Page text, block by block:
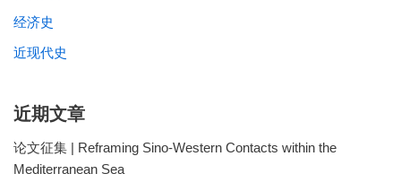
经济史
近现代史
近期文章
论文征集 | Reframing Sino-Western Contacts within the
Mediterranean Sea